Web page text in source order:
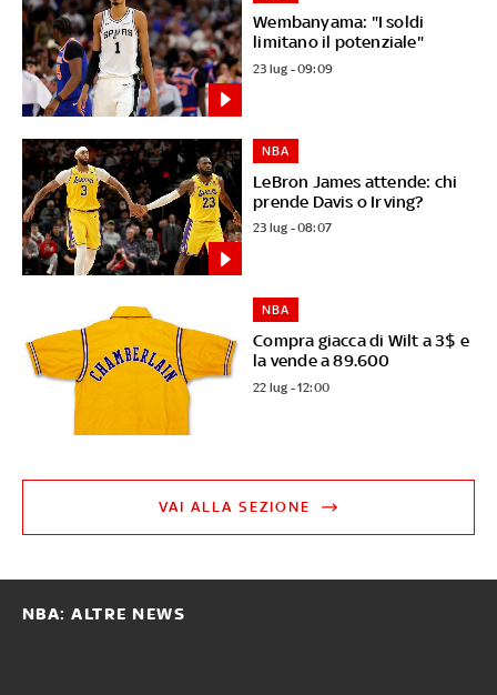
Wembanyama: "I soldi
limitano il potenziale"
23 lug - 09:09
LeBron James attende: chi
prende Davis o Irving?
NBA
23 lug - 08:07
Compra giacca di Wilt a 3$ e
la vende a 89.600
NBA
22 lug - 12:00
VAI ALLA SEZIONE
NBA: ALTRE NEWS